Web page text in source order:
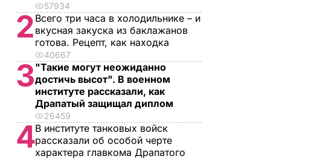
57934
2 Всего три часа в холодильнике – и
вкусная закуска из баклажанов
готова. Рецепт, как находка
40667
3"Такие могут неожиданно
достичь высот". В военном
институте рассказали, как
Драпатый защищал диплом
26459
4В институте танковых войск
рассказали об особой черте
характера главкома Драпатого